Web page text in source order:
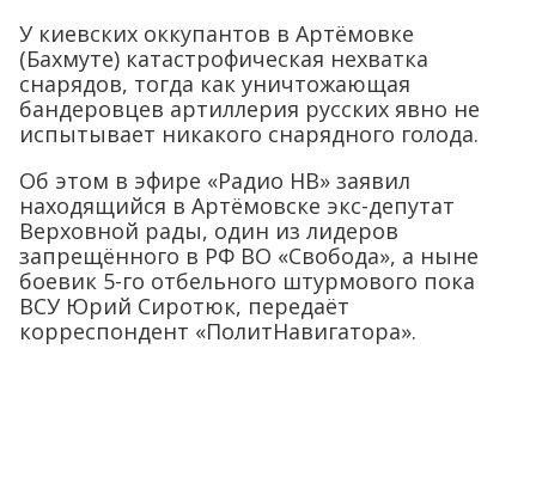
У киевских оккупантов в Артёмовке
(Бахмуте) катастрофическая нехватка
снарядов, тогда как уничтожающая
бандеровцев артиллерия русских явно не
испытывает никакого снарядного голода.
Об этом в эфире «Радио НВ» заявил
находящийся в Артёмовске экс-депутат
Верховной рады, один из лидеров
запрещённого в РФ ВО «Свобода», а ныне
боевик 5-го отбельного штурмового пока
ВСУ Юрий Сиротюк, передаёт
корреспондент «ПолитНавигатора».